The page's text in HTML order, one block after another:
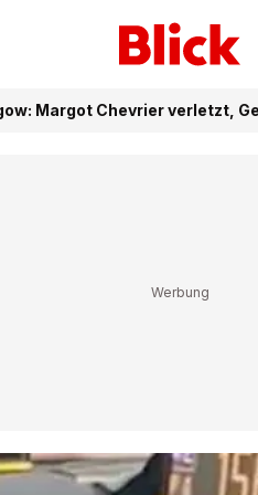
Margot Chevrier verletzt,